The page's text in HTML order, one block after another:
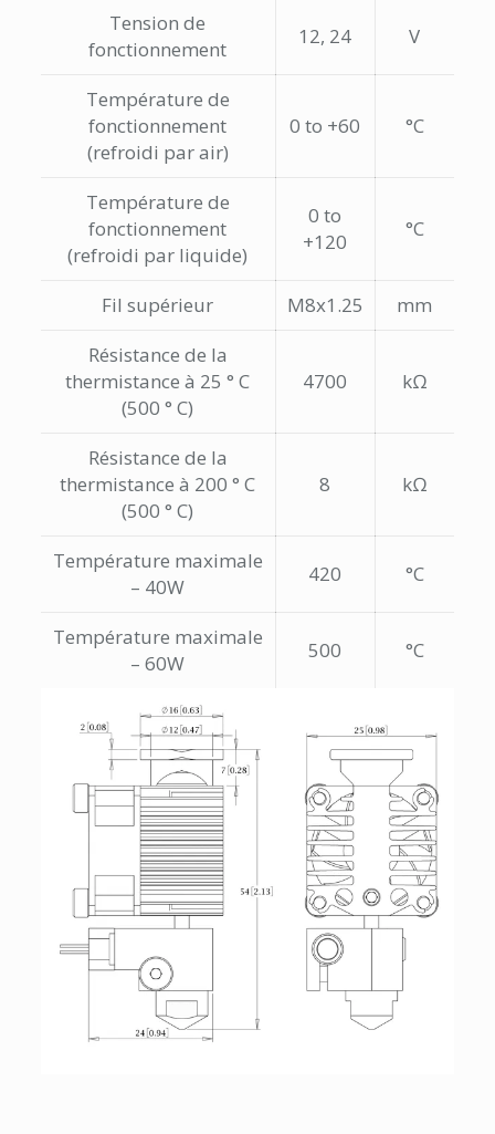
Tension de
fonctionnement
12, 24 V
Température de
fonctionnement
(refroidi par air)
0 to +60 °C
Température de
fonctionnement
(refroidi par liquide)
0 to
+120
°C
Fil supérieur M8x1.25
mm
Résistance de la
thermistance à 25 ° C
(500 ° C)
4700 kΩ
Résistance de la
thermistance à 200 ° C
(500 ° C)
8 kΩ
Température maximale
– 40W
420 °C
Température maximale
– 60W
500 °C